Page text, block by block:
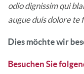
odio dignissim qui
augue duis dolore te
Dies möchte wir
Besuchen Sie